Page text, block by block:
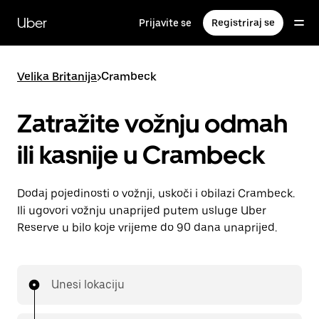
glavni
sadržaj
Uber Prijavite se Registriraj se
Velika Britanija>Crambeck
Zatražite vožnju odmah
ili kasnije u Crambeck
Dodaj pojedinosti o vožnji, uskoči i obilazi Crambeck.
Ili ugovori vožnju unaprijed putem usluge Uber
Reserve u bilo koje vrijeme do 90 dana unaprijed.
Unesi lokaciju